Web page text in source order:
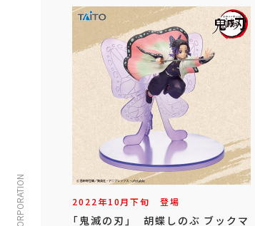
2022年10月下旬 登場
「鬼滅の刃」 胡蝶しのぶ ブックマ